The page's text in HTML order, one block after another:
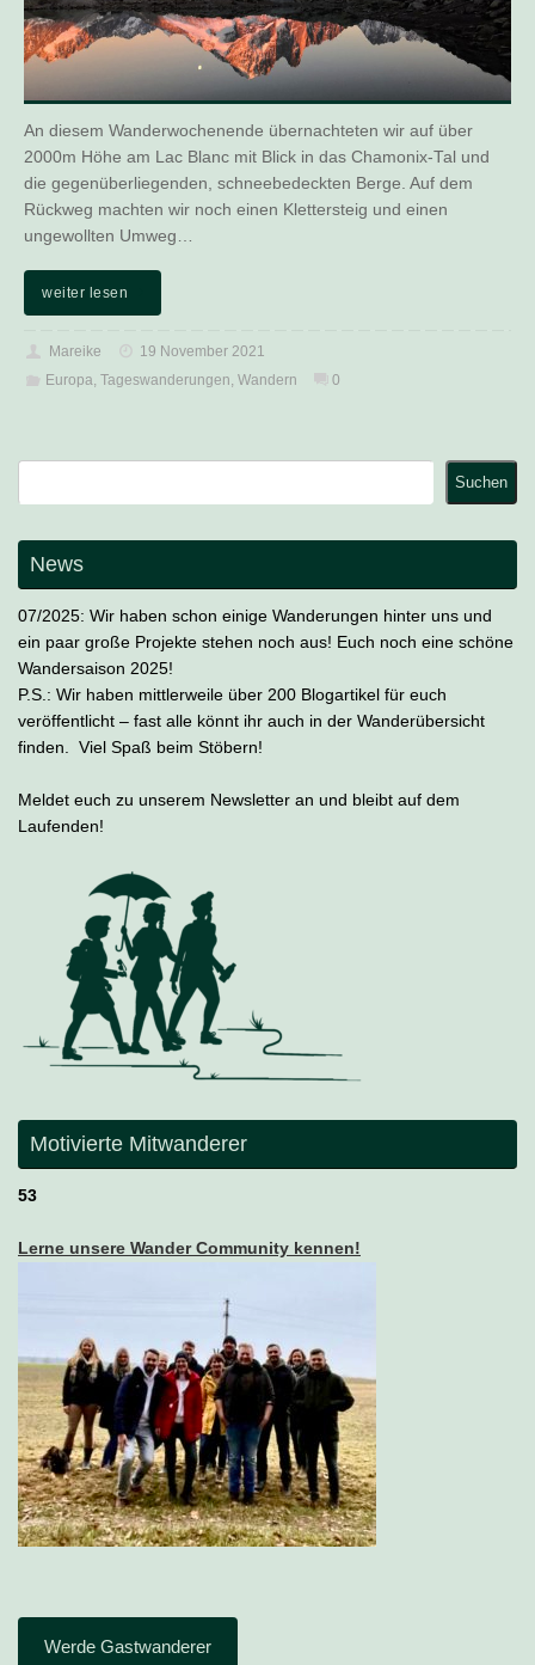
An diesem Wanderwochenende übernachteten wir auf über
2000m Höhe am Lac Blanc mit Blick in das Chamonix-Tal und
die gegenüberliegenden, schneebedeckten Berge. Auf dem
Rückweg machten wir noch einen Klettersteig und einen
ungewollten Umweg…
weiter lesen
Mareike
19 November 2021
Europa, Tageswanderungen, Wandern 0
Suchen
News
07/2025: Wir haben schon einige Wanderungen hinter uns und
ein paar große Projekte stehen noch aus! Euch noch eine schöne
Wandersaison 2025!
P.S.: Wir haben mittlerweile über 200 Blogartikel für euch
veröffentlicht – fast alle könnt ihr auch in der Wanderübersicht
finden. Viel Spaß beim Stöbern!
Meldet euch zu unserem Newsletter an und bleibt auf dem
Laufenden!
Motivierte Mitwanderer
53
Lerne unsere Wander Community kennen!
Werde Gastwanderer